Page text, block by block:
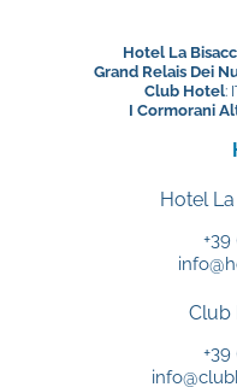
Hotel La
Grand Relais Dei
Club Hotel:
I Cormorani
Hotel
Club